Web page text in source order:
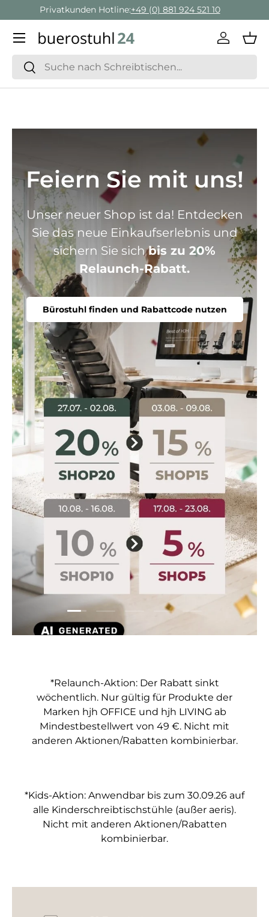
Direkt zum Inhalt
Geschäftskunden Beratung: + 49 (0) 881 924 521 22
Suchen
Suchen
Menü
Feiern Sie mit uns!
Unser neuer Shop ist da! Entdecken
Sie das neue Einkaufserlebnis und
sichern Sie sichbis zu 20%
Relaunch-Rabatt.
Bürostuhl finden und Rabattcode nutzen
Folie laden 1 von 5
Folie laden 2 von 5
Folie laden 3 von 5
Folie laden 4 von 5
Folie laden 5
*Relaunch-Aktion: Der Rabatt sinkt
wöchentlich. Nur gültig für Produkte der
Marken hjh OFFICE und hjh LIVING ab
Mindestbestellwert von 49 €. Nicht mit
anderen Aktionen/Rabatten kombinierbar.
*Kids-Aktion: Anwendbar bis zum 30.09.26 auf
alle Kinderschreibtischstühle (außer aeris).
Nicht mit anderen Aktionen/Rabatten
kombinierbar.